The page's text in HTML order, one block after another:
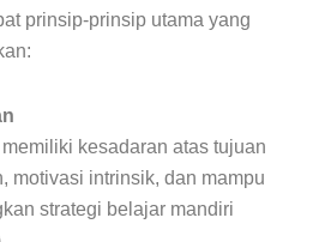
prinsip-prinsip utama yang
kesadaran atas tujuan
motivasi intrinsik, dan mampu
strategi belajar mandiri